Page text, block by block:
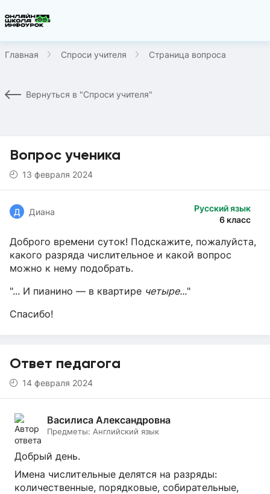
Главная Спроси учителя Страница вопроса
Вернуться в "Спроси учителя"
Вопрос ученика
13 февраля 2024
Русский язык
6 класс
Д Диана
Доброго времени суток! Подскажите, пожалуйста,
какого разряда числительное и какой вопрос
можно к нему подобрать.
"... И пианино — в квартире четыре..."
Спасибо!
Ответ педагога
14 февраля 2024
Василиса Александровна
Предметы: Английский язык
Добрый день.
Имена числительные делятся на разряды:
количественные, порядковые, собирательные,